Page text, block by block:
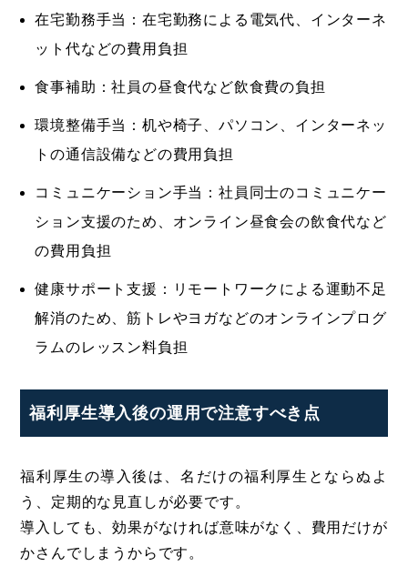
在宅勤務手当：在宅勤務による電気代、インターネ
ット代などの費用負担
食事補助：社員の昼食代など飲食費の負担
環境整備手当：机や椅子、パソコン、インターネッ
トの通信設備などの費用負担
コミュニケーション手当：社員同士のコミュニケー
ション支援のため、オンライン昼食会の飲食代など
の費用負担
健康サポート支援：リモートワークによる運動不足
解消のため、筋トレやヨガなどのオンラインプログ
ラムのレッスン料負担
福利厚生導入後の運用で注意すべき点
福利厚生の導入後は、名だけの福利厚生とならぬよ
う、定期的な見直しが必要です。
導入しても、効果がなければ意味がなく、費用だけが
かさんでしまうからです。